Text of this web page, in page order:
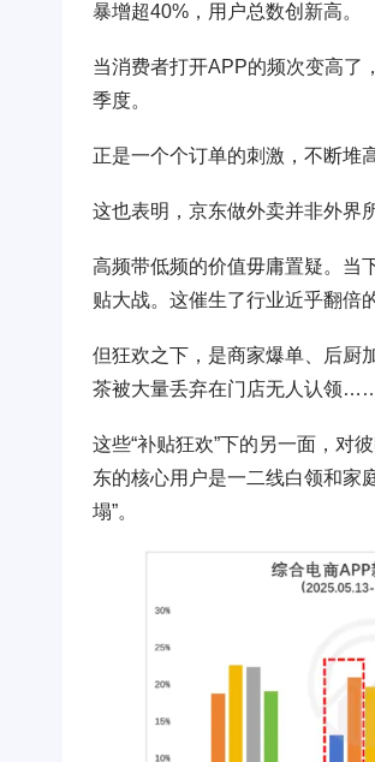
暴增超40%，用户总数创新高。
当消费者打开APP的频次变高了
季度。
正是一个个订单的刺激，不断堆
这也表明，京东做外卖并非外界
高频带低频的价值毋庸置疑。当
贴大战。这催生了行业近乎翻倍
但狂欢之下，是商家爆单、后厨
茶被大量丢弃在门店无人认领
这些“补贴狂欢”下的另一面，对
东的核心用户是一二线白领和家
塌”。